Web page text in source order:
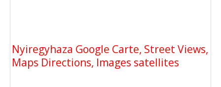
Nyiregyhaza Google Carte, Street Views,
Maps Directions, Images satellites